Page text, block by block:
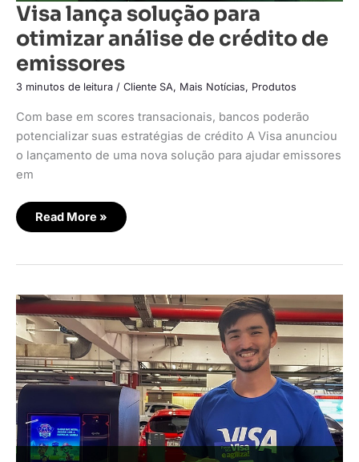
Visa lança solução para
otimizar análise de crédito de
emissores
3 minutos de leitura / Cliente SA, Mais Notícias, Produtos
Com base em scores transacionais, bancos poderão
potencializar suas estratégias de crédito A Visa anunciou
o lançamento de uma nova solução para ajudar emissores
em
Read More »
Visa
lança
pagamento
por
aproximação
em
unidade
da
Estapar